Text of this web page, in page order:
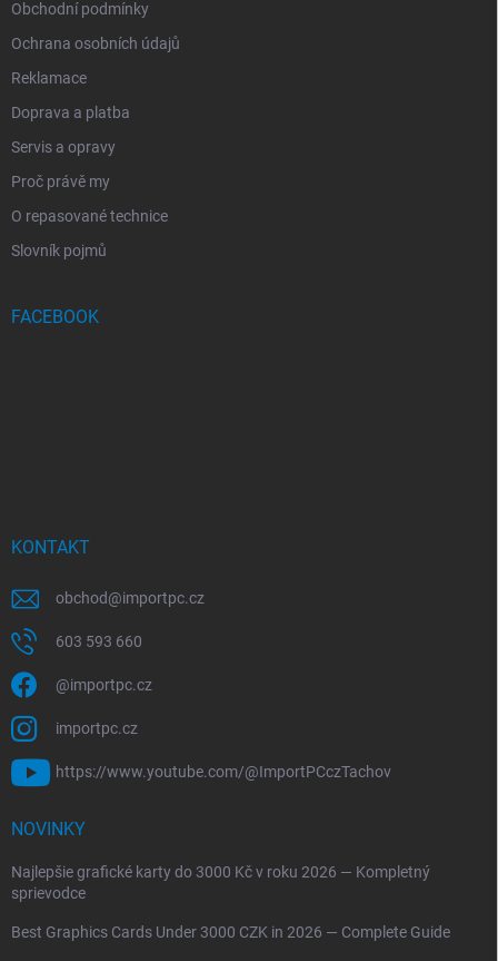
Obchodní podmínky
Ochrana osobních údajů
Reklamace
Doprava a platba
Servis a opravy
Proč právě my
O repasované technice
Slovník pojmů
FACEBOOK
KONTAKT
obchod@importpc.cz
603 593 660
@importpc.cz
importpc.cz
https://www.youtube.com/@ImportPCczTachov
NOVINKY
Najlepšie grafické karty do 3000 Kč v roku 2026 — Kompletný
sprievodce
Best Graphics Cards Under 3000 CZK in 2026 — Complete Guide